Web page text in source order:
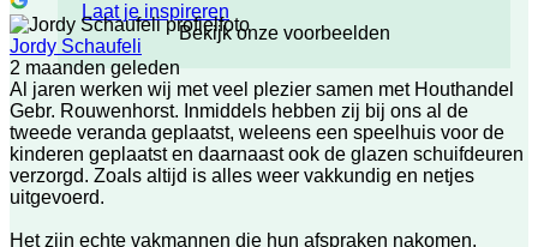
Laat je inspireren
Bekijk onze voorbeelden
Jordy Schaufeli
2 maanden geleden
Al jaren werken wij met veel plezier samen met Houthandel
Gebr. Rouwenhorst. Inmiddels hebben zij bij ons al de
tweede veranda geplaatst, weleens een speelhuis voor de
kinderen geplaatst en daarnaast ook de glazen schuifdeuren
verzorgd. Zoals altijd is alles weer vakkundig en netjes
uitgevoerd.
Het zijn echte vakmannen die hun afspraken nakomen,